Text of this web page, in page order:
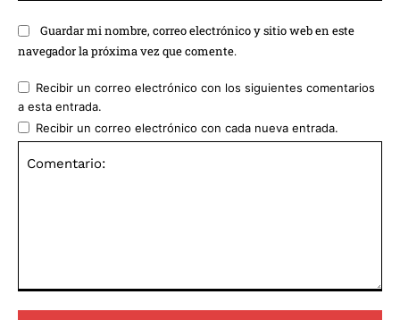
Guardar mi nombre, correo electrónico y sitio web en este
navegador la próxima vez que comente.
Recibir un correo electrónico con los siguientes comentarios
a esta entrada.
Recibir un correo electrónico con cada nueva entrada.